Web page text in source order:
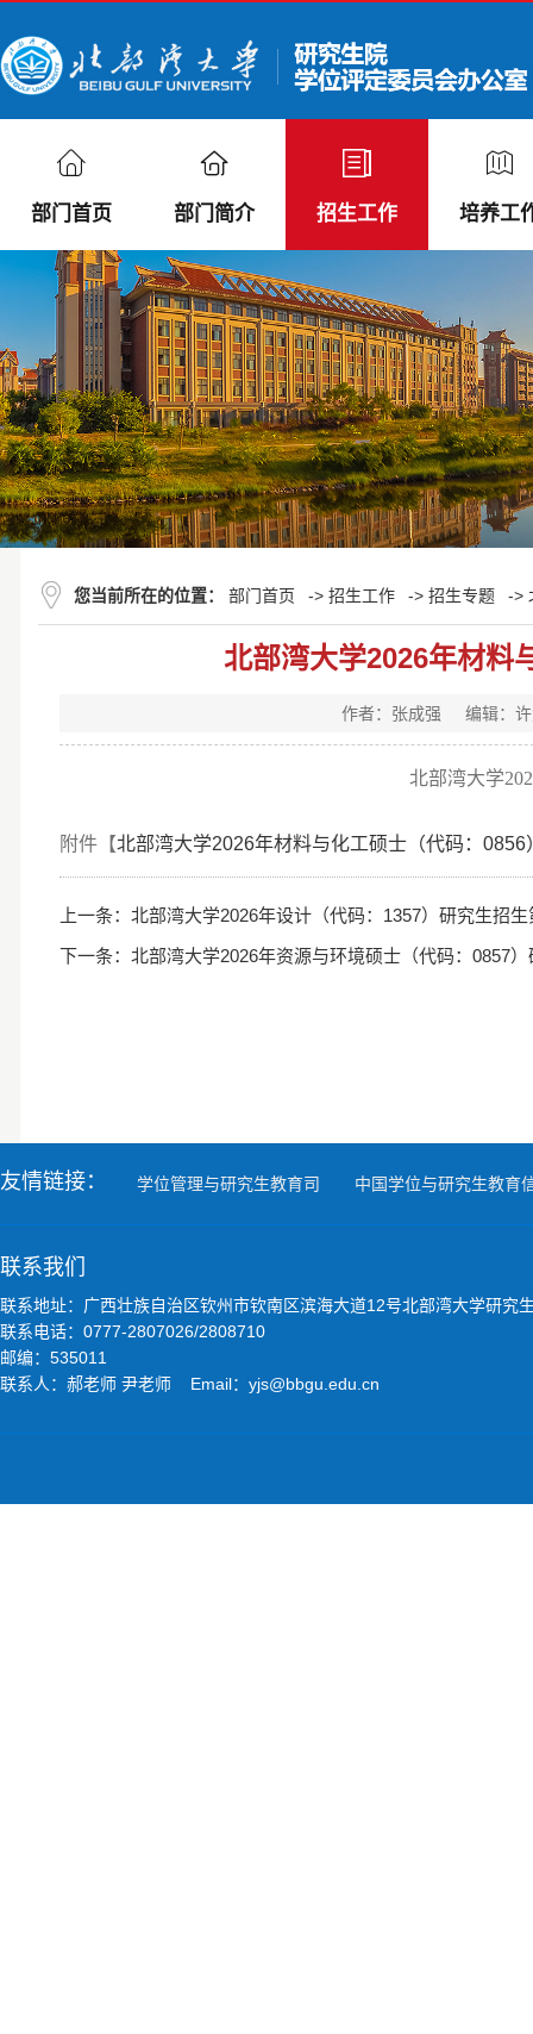
部门首页 部门简介 招生工作 培养工
您当前所在的位置： 部门首页 -> 招生工作 -> 招生专题 ->
北部湾大学2026年材料
作者：张成强 编辑：
北部湾大学
附件【北部湾大学2026年材料与化工硕士（代码：
上一条： 北部湾大学2026年设计（代码：1357）研究生招
下一条： 北部湾大学2026年资源与环境硕士（代码：0857
友情链接： 学位管理与研究生教育司 中国学位与研究生教育
联系我们
联系地址：广西壮族自治区钦州市钦南区滨海大道12号北部湾大学研究
联系电话：0777-2807026/2808710
邮编：535011
联系人：郝老师 尹老师 Email：yjs@bbgu.edu.cn